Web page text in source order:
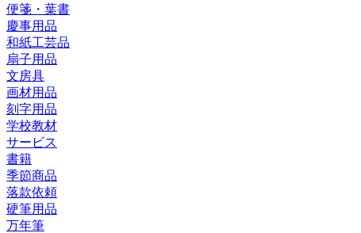
便箋・葉書
慶事用品
和紙工芸品
扇子用品
文房具
画材用品
刻字用品
学校教材
サービス
書籍
季節商品
落款依頼
硬筆用品
万年筆